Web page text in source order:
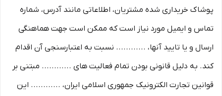
پوشاک خریداری شده مشتریان، اطلاعاتی مانند آدرس، شماره
تماس و ایمیل مورد نیاز است که ممکن است جهت هماهنگی
ارسال و یا تایید آنها، ............ نسبت به اعتبارسنجی آن اقدام
کند. به دلیل قانونی بودن تمام فعالیت های ............ مبتنی بر
قوانین تجارت الکترونیک جمهوری اسلامی ایران، ............ این